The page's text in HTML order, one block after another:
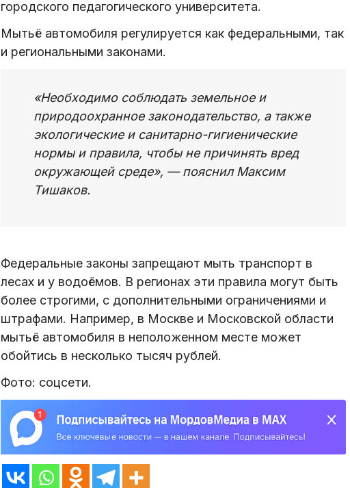
городского педагогического университета.
Мытьё автомобиля регулируется как федеральными, так
и региональными законами.
«Необходимо соблюдать земельное и
природоохранное законодательство, а также
экологические и санитарно-гигиенические
нормы и правила, чтобы не причинять вред
окружающей среде», — пояснил Максим
Тишаков.
Федеральные законы запрещают мыть транспорт в
лесах и у водоёмов. В регионах эти правила могут быть
более строгими, с дополнительными ограничениями и
штрафами. Например, в Москве и Московской области
мытьё автомобиля в неположенном месте может
обойтись в несколько тысяч рублей.
Фото: соцсети.